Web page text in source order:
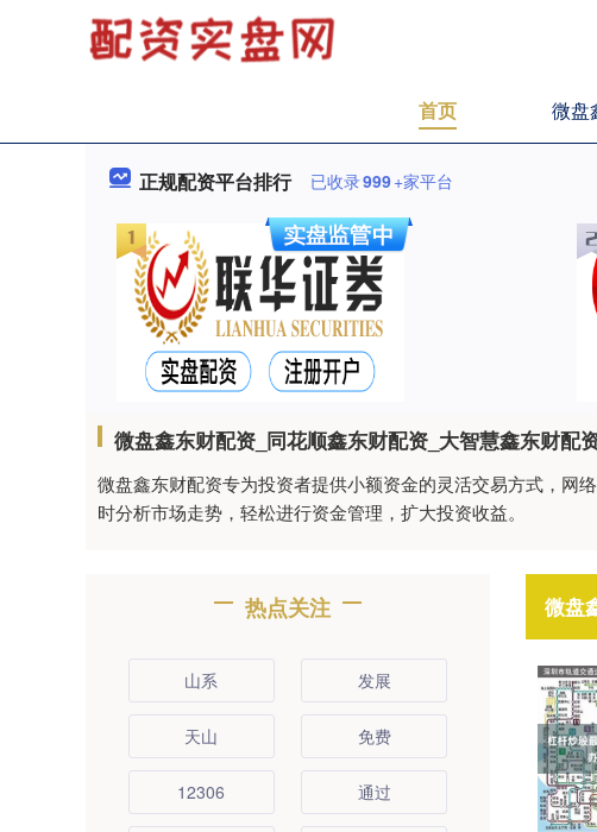
首页 微盘
正规配资平台排行 已收录999+家平台
微盘鑫东财配资_同花顺鑫东财配资_大智慧鑫东财配
微盘鑫东财配资专为投资者提供小额资金的灵活交易方式，网
时分析市场走势，轻松进行资金管理，扩大投资收益。
微盘
热点关注
山系 发展
天山 免费
12306 通过